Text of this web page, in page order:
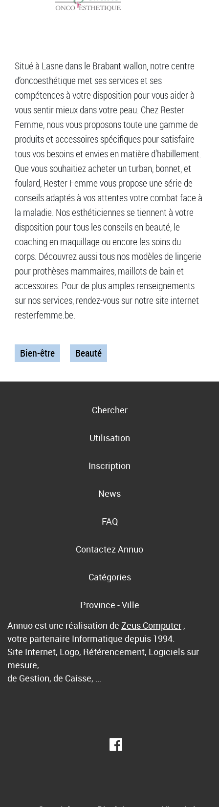
Situé à Lasne dans le Brabant wallon, notre centre
d’oncoesthétique met ses services et ses
compétences à votre disposition pour vous aider à
vous sentir mieux dans votre peau. Chez Rester
Femme, nous vous proposons toute une gamme de
produits et accessoires spécifiques pour satisfaire
tous vos besoins et envies en matière d'habillement.
Que vous souhaitiez acheter un turban, bonnet, et
foulard, Rester Femme vous propose une série de
conseils adaptés à vos attentes votre combat face à
la maladie. Nos esthéticiennes se tiennent à votre
disposition pour tous les conseils en beauté, le
coaching en maquillage ou encore les soins du
corps. Découvrez aussi tous nos modèles de lingerie
pour prothèses mammaires, maillots de bain et
accessoires. Pour de plus amples renseignements
sur nos services, rendez-vous sur notre site internet
resterfemme.be.
Bien-être Beauté
Chercher
Utilisation
Inscription
News
FAQ
Contactez Annuo
Catégories
Province - Ville
Annuo est une réalisation de Zeus Computer ,
votre partenaire Informatique depuis 1994.
Site Internet, Logo, Référencement, Logiciels sur
mesure,
de Gestion, de Caisse, …